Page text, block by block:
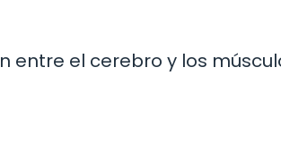
entre el cerebro y los